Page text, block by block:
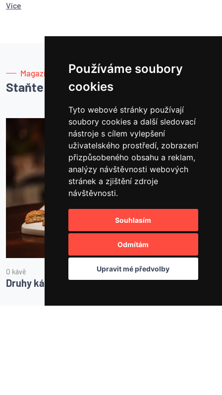
Používáme soubory
cookies
Tyto webové stránky používají
soubory cookies a další sledovací
nástroje s cílem vylepšení
uživatelského prostředí, zobrazení
přizpůsobeného obsahu a reklam,
analýzy návštěvnosti webových
stránek a zjištění zdroje
návštěvnosti.
Souhlasím
Odmítám
Upravit mé předvolby
Více
Magazín
Staňte se mistrem kávy
O kávě
Druhy kávových nápojů 2 - proslulé speciality